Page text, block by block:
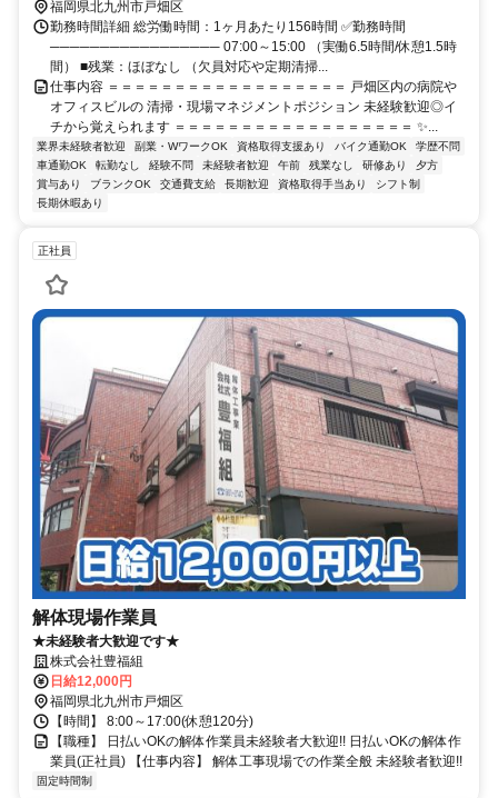
福岡県北九州市戸畑区
勤務時間詳細 総労働時間：1ヶ月あたり156時間 ✅勤務時間
───────────────── 07:00～15:00 （実働6.5時間/休憩1.5時
間） ■残業：ほぼなし （欠員対応や定期清掃...
仕事内容 ＝＝＝＝＝＝＝＝＝＝＝＝＝＝＝＝＝＝ 戸畑区内の病院や
オフィスビルの 清掃・現場マネジメントポジション 未経験歓迎◎イ
チから覚えられます ＝＝＝＝＝＝＝＝＝＝＝＝＝＝＝＝＝＝ ✨...
業界未経験者歓迎 副業・WワークOK 資格取得支援あり バイク通勤OK
学歴不問
車通勤OK
転勤なし 経験不問 未経験者歓迎 午前 残業なし 研修あり
夕方
賞与あり
ブランクOK 交通費支給 長期歓迎 資格取得手当あり
シフト制
長期休暇あり
正社員
解体現場作業員
★未経験者大歓迎です★
株式会社豊福組
日給12,000円
福岡県北九州市戸畑区
【時間】 8:00～17:00(休憩120分)
【職種】 日払いOKの解体作業員未経験者大歓迎!! 日払いOKの解体作
業員(正社員) 【仕事内容】 解体工事現場での作業全般 未経験者歓迎!!
固定時間制